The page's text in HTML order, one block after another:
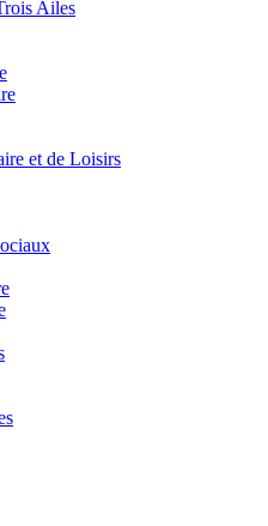
Ailes
et de Loisirs